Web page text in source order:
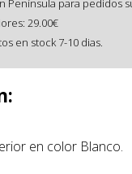
Península para pedidos
29.00€
en stock 7-10 dias.
en color Blanco.